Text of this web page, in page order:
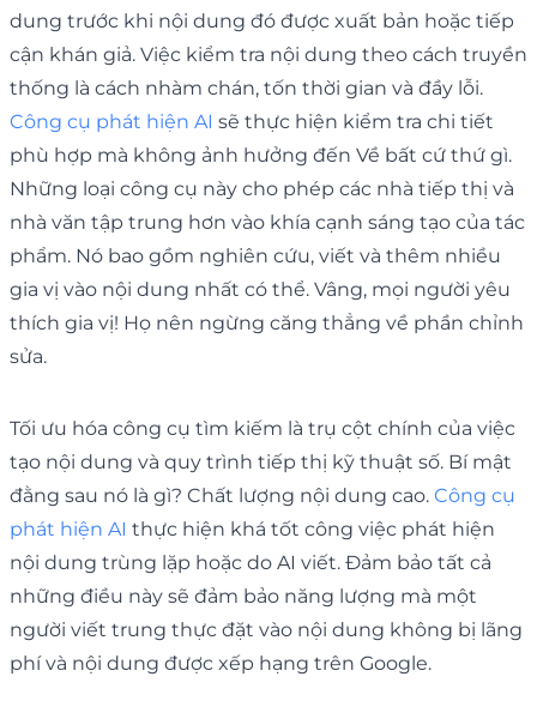
dung trước khi nội dung đó được xuất bản hoặc tiếp
cận khán giả. Việc kiểm tra nội dung theo cách truyền
thống là cách nhàm chán, tốn thời gian và đầy lỗi.
Công cụ phát hiện AI sẽ thực hiện kiểm tra chi tiết
phù hợp mà không ảnh hưởng đến Về bất cứ thứ gì.
Những loại công cụ này cho phép các nhà tiếp thị và
nhà văn tập trung hơn vào khía cạnh sáng tạo của tác
phẩm. Nó bao gồm nghiên cứu, viết và thêm nhiều
gia vị vào nội dung nhất có thể. Vâng, mọi người yêu
thích gia vị! Họ nên ngừng căng thẳng về phần chỉnh
sửa.
Tối ưu hóa công cụ tìm kiếm là trụ cột chính của việc
tạo nội dung và quy trình tiếp thị kỹ thuật số. Bí mật
đằng sau nó là gì? Chất lượng nội dung cao. Công cụ
phát hiện AI thực hiện khá tốt công việc phát hiện
nội dung trùng lặp hoặc do AI viết. Đảm bảo tất cả
những điều này sẽ đảm bảo năng lượng mà một
người viết trung thực đặt vào nội dung không bị lãng
phí và nội dung được xếp hạng trên Google.